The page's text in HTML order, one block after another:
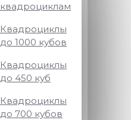
квадроциклам
Квадроциклы
до 1000 кубов
Квадроциклы
до 450 куб
Квадроциклы
до 700 кубов